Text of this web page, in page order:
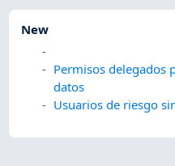
New
Permisos delegados
datos
Usuarios de riesgo